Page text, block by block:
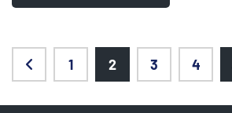
1 2 3 4